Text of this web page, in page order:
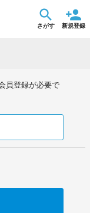
さがす 新規登録
員登録が必要で